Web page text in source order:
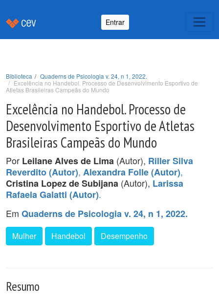
Entrar
Biblioteca
Quaderns de Psicologia v. 24, n 1, 2022.
Excelência no Handebol. Processo de Desenvolvimento Esportivo de
Atletas Brasileiras Campeãs do Mundo
Excelência no Handebol. Processo de
Desenvolvimento Esportivo de Atletas
Brasileiras Campeãs do Mundo
Por Leilane Alves de Lima (Autor), Riller Silva
Reverdito (Autor), Alexandra Folle (Autor),
Cristina Lopez de Subijana (Autor), Larissa
Rafaela Galatti (Autor).
Em Quaderns de Psicologia v. 24, n 1, 2022.
Mulher Handebol Desempenho
Resumo